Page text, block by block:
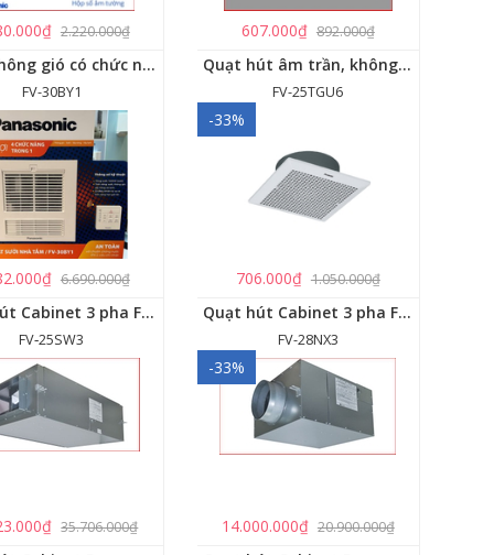
2.220.000₫ 607.000₫ 892.000₫
Quạt thông gió có chức năng sưởi ấm, dùng cho phòng tắm - FV-30BY1
FV-30BY1
6.690.000₫
Quạt hút âm trần, không dùng ống dẫn Panasonic - FV-25TGU6
FV-25TGU6
-33%
706.000₫ 1.050.000₫
Quạt hút Cabinet 3 pha FV‑25SW3
FV‑25SW3
35.706.000₫
Quạt hút Cabinet 3 pha FV‑28NX3
FV-28NX3
-33%
14.000.000₫ 20.900.000₫